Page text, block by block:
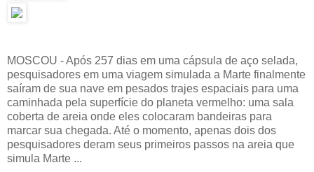
MOSCOU - Após 257 dias em uma cápsula de aço selada,
pesquisadores em uma viagem simulada a Marte finalmente
saíram de sua nave em pesados trajes espaciais para uma
caminhada pela superfície do planeta vermelho: uma sala
coberta de areia onde eles colocaram bandeiras para
marcar sua chegada. Até o momento, apenas dois dos
pesquisadores deram seus primeiros passos na areia que
simula Marte ...